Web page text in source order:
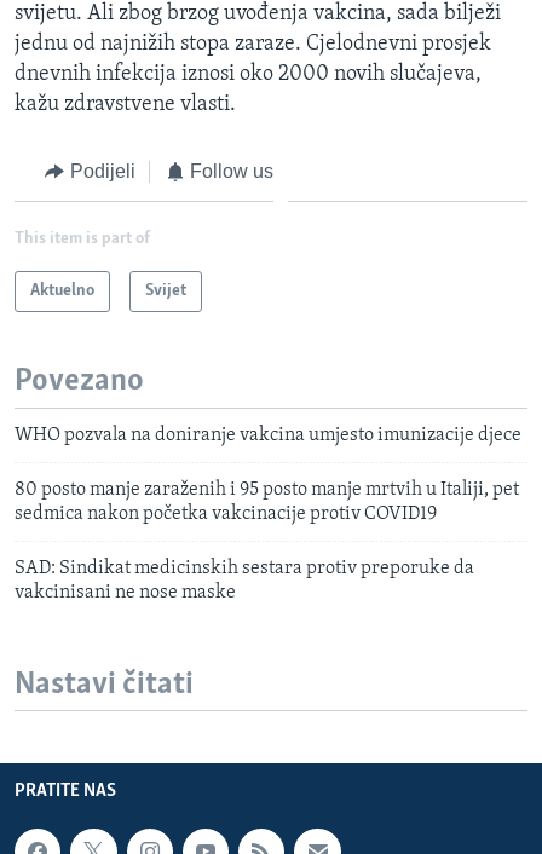
svijetu. Ali zbog brzog uvođenja vakcina, sada bilježi
jednu od najnižih stopa zaraze. Cjelodnevni prosjek
dnevnih infekcija iznosi oko 2000 novih slučajeva,
kažu zdravstvene vlasti.
Podijeli Follow us
This item is part of
Aktuelno Svijet
Povezano
WHO pozvala na doniranje vakcina umjesto imunizacije djece
80 posto manje zaraženih i 95 posto manje mrtvih u Italiji, pet
sedmica nakon početka vakcinacije protiv COVID19
SAD: Sindikat medicinskih sestara protiv preporuke da
vakcinisani ne nose maske
Nastavi čitati
PRATITE NAS